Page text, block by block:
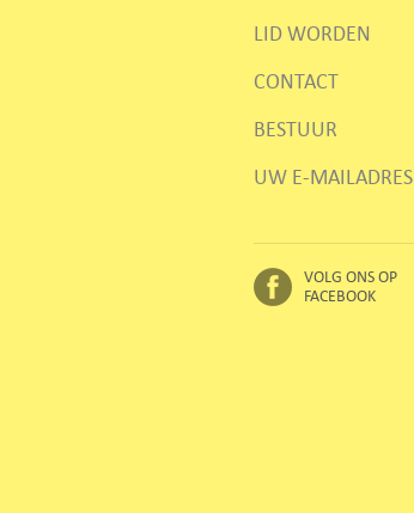
LID WORDEN
CONTACT
BESTUUR
UW E-MAILADRES
VOLG ONS OP
FACEBOOK